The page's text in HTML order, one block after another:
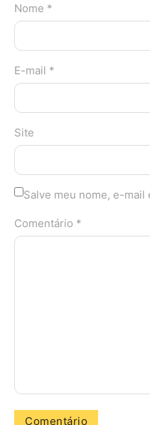
Nome *
E-mail *
Site
Salve meu nome, e-mail
Comentário *